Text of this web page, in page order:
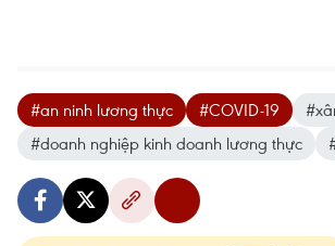
#an ninh lương thực #COVID-19
#doanh nghiệp kinh doanh lương thực